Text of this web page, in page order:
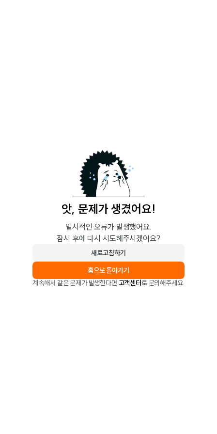
앗, 문제가 생겼어요!
일시적인 오류가 발생했어요.
잠시 후에 다시 시도해주시겠어요?
새로고침하기
홈으로 돌아가기
계속해서 같은 문제가 발생한다면 고객센터로 문의해주세요.